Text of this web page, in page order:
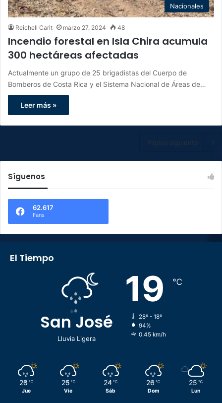
Nacionales
Reichell Carit marzo 27, 2024 48
Incendio forestal en Isla Chira acumula
300 hectáreas afectadas
Actualmente un grupo de 25 brigadistas del Cuerpo de
Bomberos de Costa Rica y el Sistema Nacional de Áreas de…
Leer más »
Página siguiente
Síguenos
62.617
Fans
El Tiempo
San José
Lluvia Ligera
19 ℃
28º - 18º
94%
0.45 km/h
28 ℃
Jue
25 ℃
Vie
24 ℃
Sáb
26 ℃
Dom
25 ℃
Lun